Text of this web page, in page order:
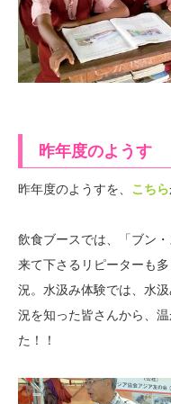
昨年度のようす
昨年度のようすを、 こちら
飲食ブースでは、「ブン
来て下さるリピーターも
況。水汲み体験では、水
況を知った皆さんから、
た！！